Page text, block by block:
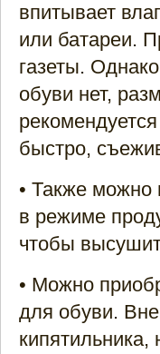
впитывает
или батареи.
газеты.
обуви нет,
быстро,
• Также можно
в режиме
чтобы
• Можно
для обуви.